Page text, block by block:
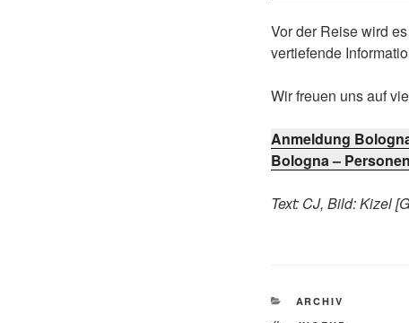
Vor der Reise wird
vertiefende
Wir freuen uns auf
Anmeldung
Bologna –
Text: CJ, Bild: Kizel
KATEGORIEN
ARCHIV